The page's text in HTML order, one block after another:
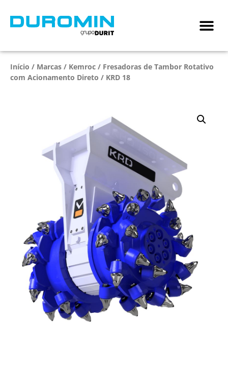
Início / Marcas / Kemroc / Fresadoras de Tambor Rotativo
com Acionamento Direto / KRD 18